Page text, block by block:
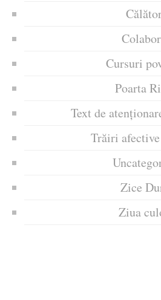
Cursuri
Poarta
Text de
Trăiri
Zice
Ziua